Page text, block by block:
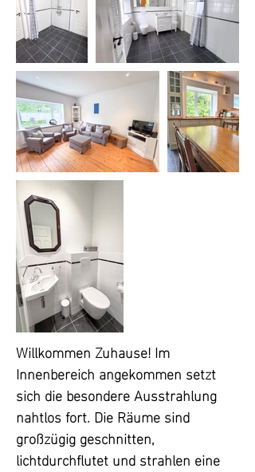
Willkommen Zuhause! Im
Innenbereich angekommen setzt
sich die besondere Ausstrahlung
nahtlos fort. Die Räume sind
großzügig geschnitten,
lichtdurchflutet und strahlen eine